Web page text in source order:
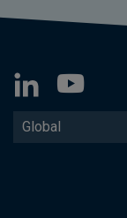
Global